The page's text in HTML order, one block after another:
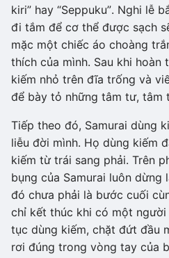
kiri” hay “Seppuku”. Nghi lễ
đi tắm để cơ thể được sạch
mặc một chiếc áo choàng
thích của mình. Sau khi hoàn
kiếm nhỏ trên đĩa trống và
để bày tỏ những tâm tư, tâm
Tiếp theo đó, Samurai dùng
liễu đời mình. Họ dùng kiếm
kiếm từ trái sang phải. Trên
bụng của Samurai luôn
đó chưa phải là bước cuối
chỉ kết thúc khi có một người
tục dùng kiếm, chặt đứt đầu
rơi đúng trong vòng tay của